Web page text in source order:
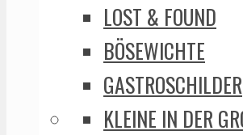
LOST & FOUND
BÖSEWICHTE
GASTROSCHILDER
KLEINE IN DER